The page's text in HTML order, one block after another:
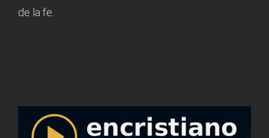
de la fe.